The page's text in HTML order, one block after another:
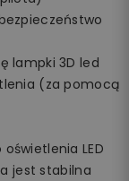
lampki 3D led
(za pomocą
LED
jest stabilna